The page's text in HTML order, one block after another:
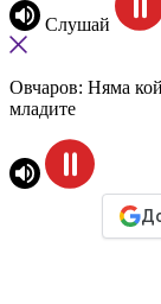
Слушай
Овчаров: Няма
младите